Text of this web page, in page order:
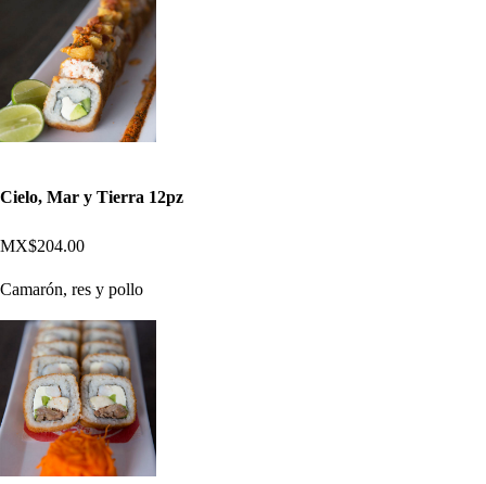
Cielo, Mar y Tierra 12pz
MX$204.00
Camarón, res y pollo